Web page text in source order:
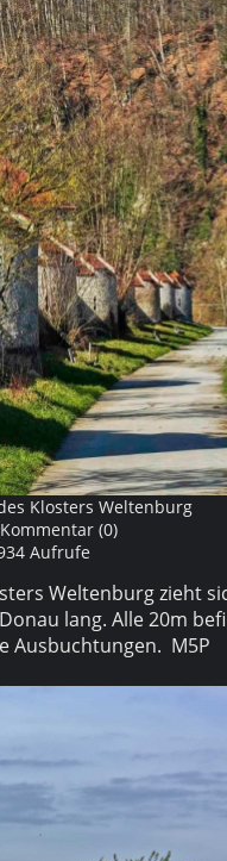
Klosters Weltenburg
(0)
Aufrufe
Weltenburg zieht
lang. Alle 20m
Ausbuchtungen. M5P